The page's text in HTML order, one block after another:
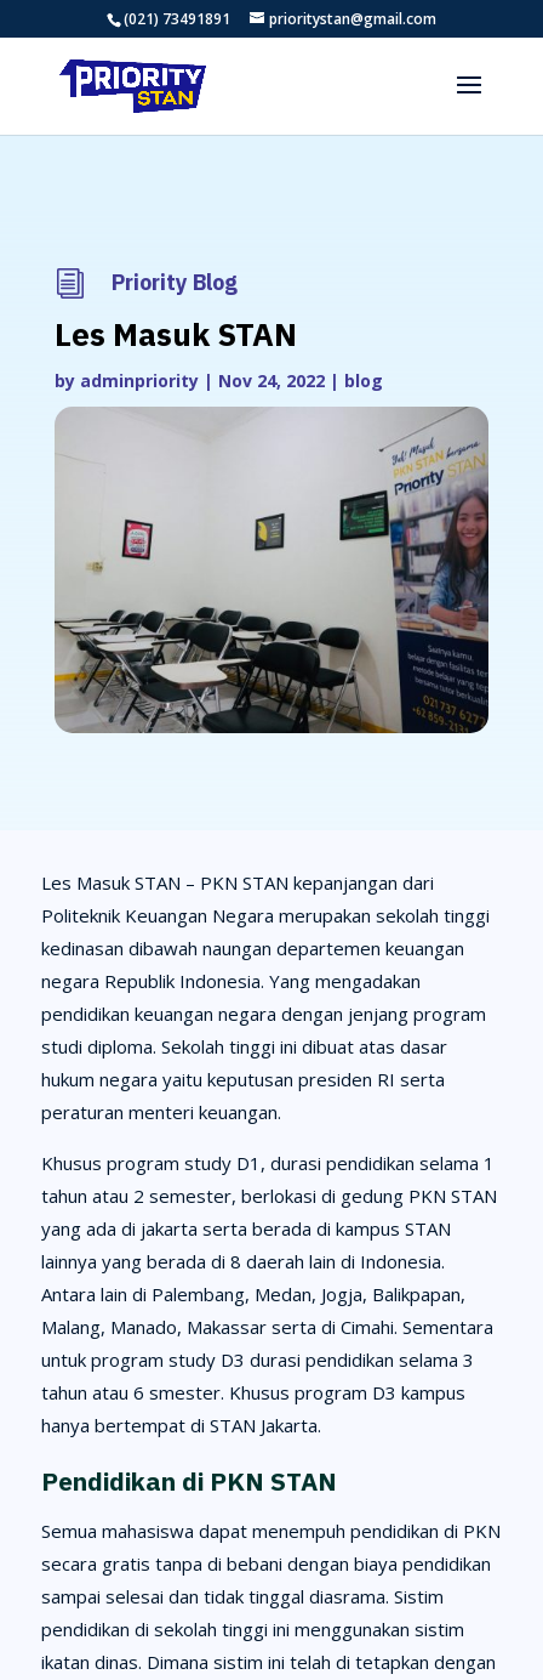
(021) 73491891 prioritystan@gmail.com
i Priority Blog
Les Masuk STAN
by adminpriority| Nov 24, 2022| blog
Les Masuk STAN – PKN STAN kepanjangan dari
Politeknik Keuangan Negara merupakan sekolah tinggi
kedinasan dibawah naungan departemen keuangan
negara Republik Indonesia. Yang mengadakan
pendidikan keuangan negara dengan jenjang program
studi diploma. Sekolah tinggi ini dibuat atas dasar
hukum negara yaitu keputusan presiden RI serta
peraturan menteri keuangan.
Khusus program study D1, durasi pendidikan selama 1
tahun atau 2 semester, berlokasi di gedung PKN STAN
yang ada di jakarta serta berada di kampus STAN
lainnya yang berada di 8 daerah lain di Indonesia.
Antara lain di Palembang, Medan, Jogja, Balikpapan,
Malang, Manado, Makassar serta di Cimahi. Sementara
untuk program study D3 durasi pendidikan selama 3
tahun atau 6 smester. Khusus program D3 kampus
hanya bertempat di STAN Jakarta.
Pendidikan di PKN STAN
Semua mahasiswa dapat menempuh pendidikan di PKN
secara gratis tanpa di bebani dengan biaya pendidikan
sampai selesai dan tidak tinggal diasrama. Sistim
pendidikan di sekolah tinggi ini menggunakan sistim
ikatan dinas. Dimana sistim ini telah di tetapkan dengan